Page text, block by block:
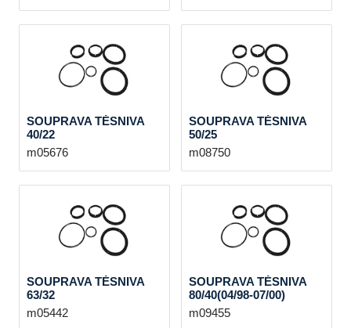
SOUPRAVA TĚSNIVA
40/22
m05676
SOUPRAVA TĚSNIVA
50/25
m08750
SOUPRAVA TĚSNIVA
63/32
m05442
SOUPRAVA TĚSNIVA
80/40(04/98-07/00)
m09455